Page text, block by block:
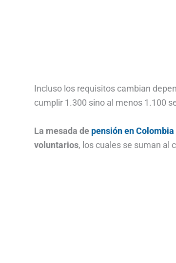
Incluso los requisitos cambian
cumplir 1.300 sino al menos 1.100
La mesada de pensión en Colombia
voluntarios, los cuales se suman al